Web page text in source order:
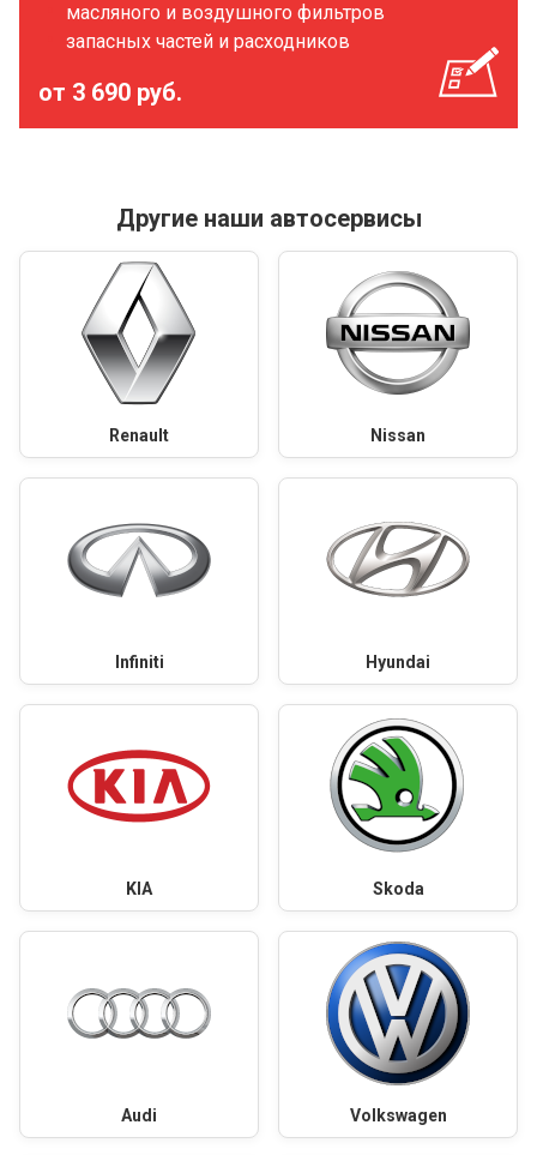
масляного и воздушного фильтров
запасных частей и расходников
от 3 690 руб.
Другие наши автосервисы
Renault Nissan
Infiniti Hyundai
KIA Skoda
Audi Volkswagen